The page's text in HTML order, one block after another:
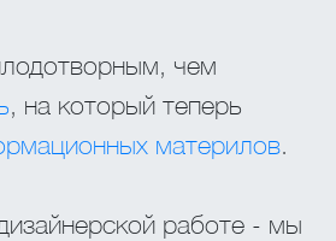
чем
, на который теперь
материлов.
работе - мы